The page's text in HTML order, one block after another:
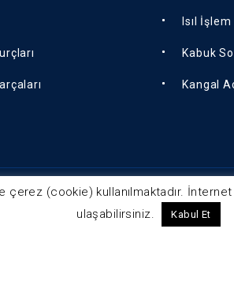
Isıl İşlem
Kabuk
Kangal
(cookie) kullanılmaktadır.
ulaşabilirsiniz.
Kabul Et